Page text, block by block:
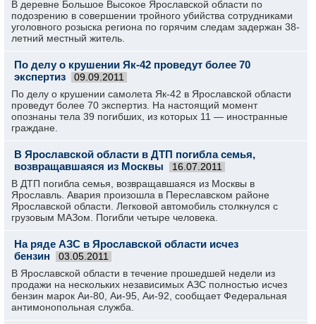
В деревне Большое Высокое Ярославской области по
подозрению в совершении тройного убийства сотрудниками
уголовного розыска региона по горячим следам задержан 38-
летний местный житель.
По делу о крушении Як-42 проведут более 70
экспертиз
09.09.2011
По делу о крушении самолета Як-42 в Ярославской области
проведут более 70 экспертиз. На настоящий момент
опознаны тела 39 погибших, из которых 11 — иностранные
граждане.
В Ярославской области в ДТП погибла семья,
возвращавшаяся из Москвы
16.07.2011
В ДТП погибла семья, возвращавшаяся из Москвы в
Ярославль. Авария произошла в Переславском районе
Ярославской области. Легковой автомобиль столкнулся с
грузовым МАЗом. Погибли четыре человека.
На ряде АЗС в Ярославской области исчез
бензин
03.05.2011
В Ярославской области в течение прошедшей недели из
продажи на нескольких независимых АЗС полностью исчез
бензин марок Аи-80, Аи-95, Аи-92, сообщает Федеральная
антимонопольная служба.